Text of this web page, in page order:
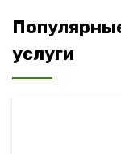
услуги